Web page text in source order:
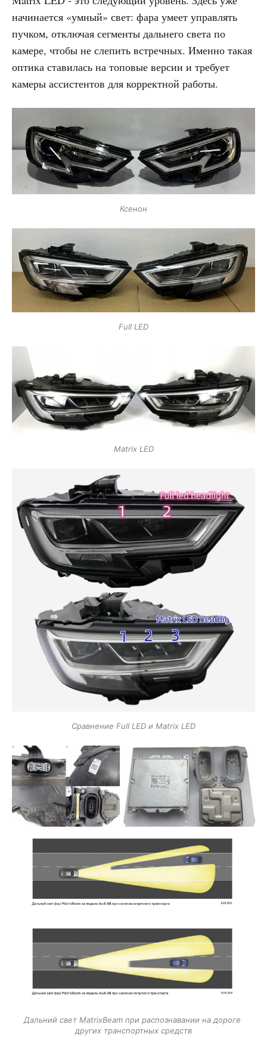
начинается «умный» свет: фара умеет управлять
пучком, отключая сегменты дальнего света по
камере, чтобы не слепить встречных. Именно такая
оптика ставилась на топовые версии и требует
камеры ассистентов для корректной работы.
Ксенон
Full LED
Matrix LED
Сравнение Full LED и Matrix LED
Дальний свет MatrixBeam при распознавании на дороге
других транспортных средств